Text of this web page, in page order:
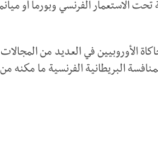
تحت الاستعمار الفرنسي وبورما أو
الأوروبيين في العديد من المجالات
البريطانية الفرنسية ما مكنه